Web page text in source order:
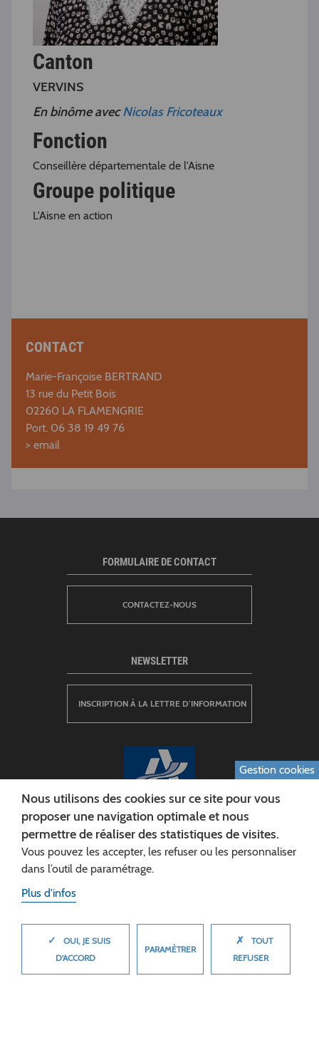
Canton
VERVINS
En binôme avecNicolas Fricoteaux
Fonction
Conseillère départementale de l'Aisne
Groupe politique
L'Aisne en action
CONTACT
Marie-Françoise BERTRAND
13 rue du Petit Bois
02260 LA FLAMENGRIE
Port. 06 38 19 49 76
> email
CONSEIL DÉPARTEMENTAL DE L'AISNE
Siège :
FORMULAIRE DE CONTACT
CONTACTEZ-NOUS
NEWSLETTER
INSCRIPTION À LA LETTRE D’INFORMATION
Gestion cookies
Nous utilisons des cookies sur ce site pour vous
proposer une navigation optimale et nous
permettre de réaliser des statistiques de visites.
Vous pouvez les accepter, les refuser ou les personnaliser
dans l’outil de paramétrage.
Plus d'infos
✓
OUI, JE SUIS
D'ACCORD
PARAMÈTRER
✗
TOUT
REFUSER
MASQUER